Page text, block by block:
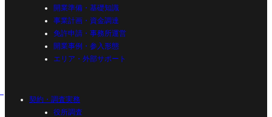
開業準備・基礎知識
事業計画・資金調達
免許申請・事務所運営
開業事例・参入形態
エリア・外部サポート
契約・調査実務
役所調査